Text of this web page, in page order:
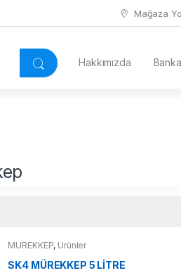
Mağaza
Hakkımızda
MÜREKKEP, Ürünler
SK4 MÜREKKEP 5 LİTRE